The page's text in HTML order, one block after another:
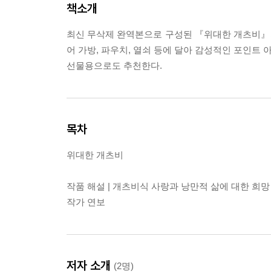
책소개
최신 무삭제 완역본으로 구성된 『위대한 개츠비
어 가방, 파우치, 열쇠 등에 달아 감성적인 포인트
선물용으로도 추천한다.
목차
위대한 개츠비
작품 해설 | 개츠비식 사랑과 낭만적 삶에 대한 희망
작가 연보
저자 소개 (2명)